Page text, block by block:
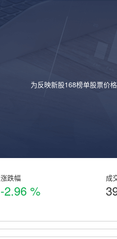
为反映新股168榜单股票价
涨跌幅
-2.96 %
成